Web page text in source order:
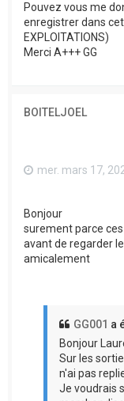
Pouvez vous me
enregistrer dans
EXPLOITATIONS)
Merci A+++ GG
BOITELJOEL
mer. mars 17,
Bonjour
surement parce
avant de regarder
amicalement
GG001 a
Bonjour
Sur les
n'ai pas
Je voudrais